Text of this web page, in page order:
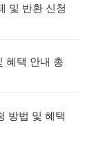
및 반환 신청
혜택 안내 총
방법 및 혜택